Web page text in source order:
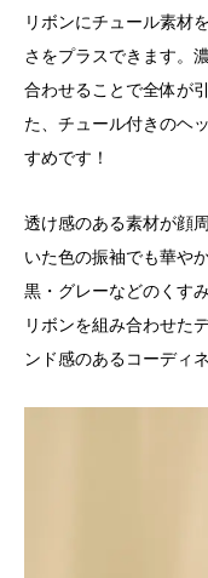
リボンにチュール素材
さをプラスできます。
合わせることで全体が
た、チュール付きのヘ
すめです！
透け感のある素材が顔
いた色の振袖でも華や
黒・グレーなどのくす
リボンを組み合わせた
ンド感のあるコーディ